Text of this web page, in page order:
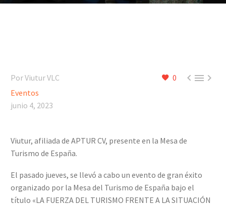
0 
Por Viutur VLC
Eventos
junio 4, 2023
Viutur, afiliada de APTUR CV, presente en la Mesa de
Turismo de España.
El pasado jueves, se llevó a cabo un evento de gran éxito
organizado por la Mesa del Turismo de España bajo el
título «LA FUERZA DEL TURISMO FRENTE A LA SITUACIÓN